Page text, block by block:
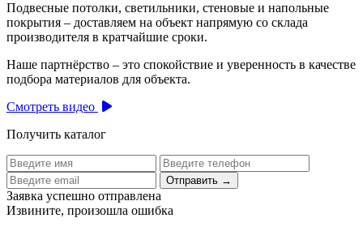
Подвесные потолки, светильники, стеновые и напольные
покрытия – доставляем на объект напрямую со склада
производителя в кратчайшие сроки.
Наше партнёрство – это спокойствие и уверенность в качестве
подбора материалов для объекта.
Смотреть видео
Получить каталог
Отправить →
Заявка успешно отправлена
Извините, произошла ошибка